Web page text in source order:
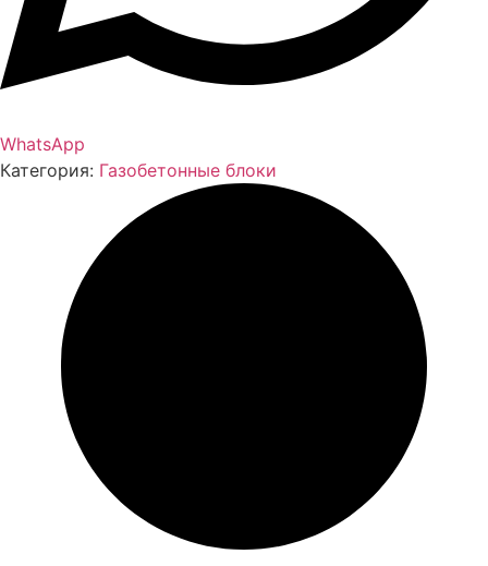
WhatsApp
Категория: Газобетонные блоки